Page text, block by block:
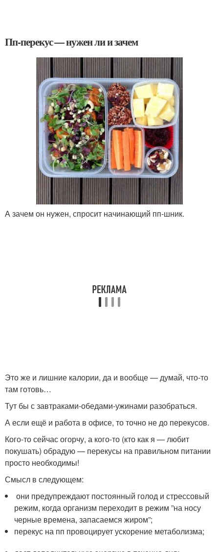
Пп-перекус — нужен ли и зачем
А зачем он нужен, спросит начинающий пп-шник.
Это же и лишние калории, да и вообще — думай, что-то
там готовь…
Тут бы с завтраками-обедами-ужинами разобраться.
А если ещё и работа в офисе, то точно не до перекусов.
Кого-то сейчас огорчу, а кого-то (кто как я — любит
покушать) обрадую — перекусы на правильном питании
просто необходимы!
Смысл в следующем:
они предупреждают постоянный голод и стрессовый
режим, когда организм переходит в режим ”на носу
черные времена, запасаемся жиром”;
перекус на пп провоцирует ускорение метаболизма;